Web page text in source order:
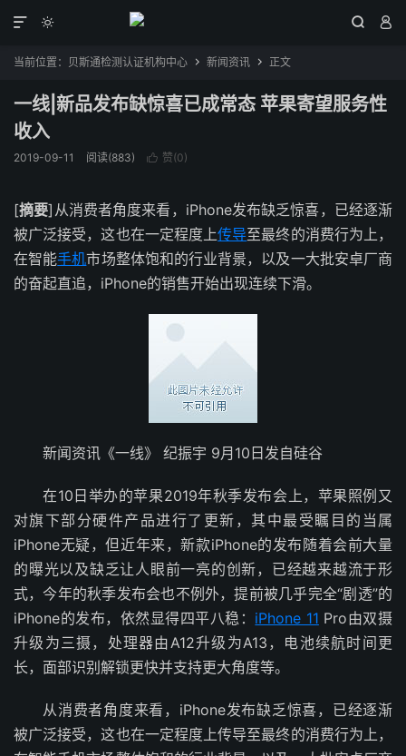
  

当前位置： 贝斯通检测认证机构中心  新闻资讯  正文
一线|新品发布缺惊喜已成常态 苹果寄望服务性
收入
2019-09-11 阅读(883)  赞(0)
[摘要]从消费者角度来看，iPhone发布缺乏惊喜，已经逐渐
被广泛接受，这也在一定程度上传导至最终的消费行为上，
在智能手机市场整体饱和的行业背景，以及一大批安卓厂商
的奋起直追，iPhone的销售开始出现连续下滑。
新闻资讯《一线》 纪振宇 9月10日发自硅谷
在10日举办的苹果2019年秋季发布会上，苹果照例又
对旗下部分硬件产品进行了更新，其中最受瞩目的当属
iPhone无疑，但近年来，新款iPhone的发布随着会前大量
的曝光以及缺乏让人眼前一亮的创新，已经越来越流于形
式，今年的秋季发布会也不例外，提前被几乎完全“剧透”的
iPhone的发布，依然显得四平八稳： iPhone 11 Pro由双摄
升级为三摄，处理器由A12升级为A13，电池续航时间更
长，面部识别解锁更快并支持更大角度等。
从消费者角度来看，iPhone发布缺乏惊喜，已经逐渐
被广泛接受，这也在一定程度上传导至最终的消费行为上，